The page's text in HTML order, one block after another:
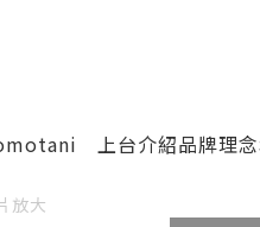
上台介紹品牌理
放大